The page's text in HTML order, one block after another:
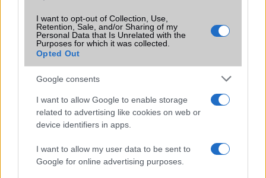
I want to opt-out of Collection, Use,
Retention, Sale, and/or Sharing of my
Personal Data that Is Unrelated with the
Purposes for which it was collected.
Opted Out
Google consents
I want to allow Google to enable storage
related to advertising like cookies on web or
device identifiers in apps.
I want to allow my user data to be sent to
Google for online advertising purposes.
2025.04.02
A kínai telefonmárkák az utóbbi időben egyre nagyobb
akkumulátorokkal kísérleteznek, köszönhetően a szilícium-karbon
technológia terjedésének. Úgy tűnik, hogy ez a trend tovább fog
folytatódni.
A Realme forradalmasítja az
okostelefonok akkumulátorait egy 8 000
mAh-s zászlóshajóval
2024.12.02
A kínai Realme újabb szintre emelheti az akkumulátor-technológiát egy
Ne hagyd, hogy az Apple és a Samsung azt